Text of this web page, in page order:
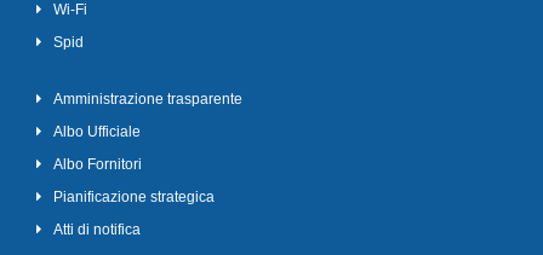
Wi-Fi
Spid
Amministrazione trasparente
Albo Ufficiale
Albo Fornitori
Pianificazione strategica
Atti di notifica